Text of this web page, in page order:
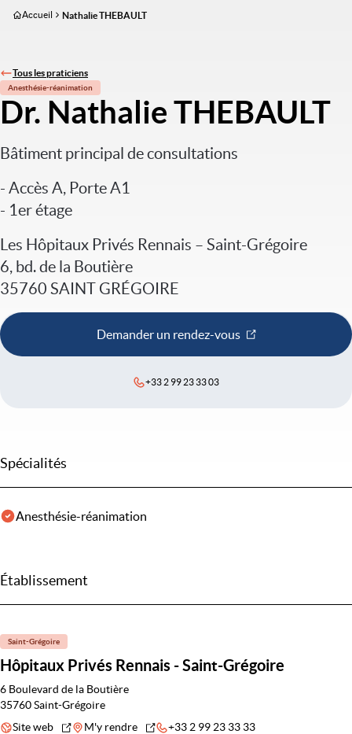
Aller
principal
Accueil Nathalie THEBAULT
Tous les praticiens
Anesthésie-réanimation
Dr. Nathalie THEBAULT
Bâtiment principal de consultations
- Accès A, Porte A1
- 1er étage
Les Hôpitaux Privés Rennais – Saint-Grégoire
6, bd. de la Boutière
35760 SAINT GRÉGOIRE
Demander un rendez-vous
+33 2 99 23 33 03
Spécialités
Anesthésie-réanimation
Établissement
Saint-Grégoire
Hôpitaux Privés Rennais - Saint-Grégoire
6 Boulevard de la Boutière
35760 Saint-Grégoire
Site web
M'y rendre +33 2 99 23 33 33